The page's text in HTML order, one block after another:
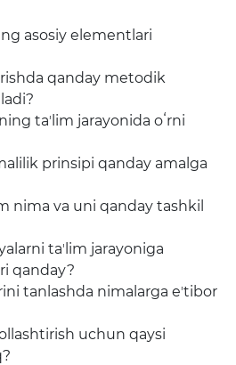
asosiy elementlari
qanday metodik
taʼlim jarayonida oʻrni
prinsipi qanday amalga
nima va uni qanday tashkil
taʼlim jarayoniga
qanday?
tanlashda nimalarga eʼtibor
uchun qaysi